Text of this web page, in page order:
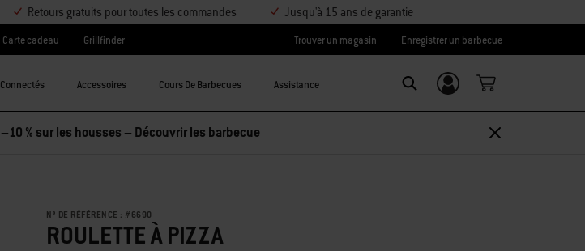
Retours gratuits pour toutes les commandes Jusqu'à 15 ans de garantie
Carte cadeau Grillfinder Trouver un magasin Enregistrer un barbecue
Connectés Accessoires Cours De Barbecues Assistance
Se connecter/
S’inscrire
N° DE RÉFÉRENCE : # 6690
ROULETTE À PIZZA